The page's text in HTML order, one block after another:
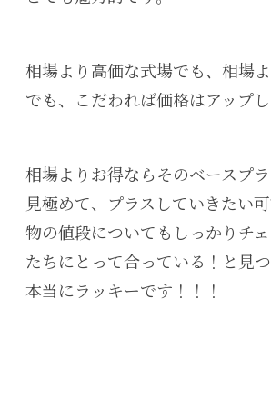
相場より高価な式場でも、相場
でも、こだわれば価格はアップし
相場よりお得ならそのベースプ
見極めて、プラスしていきたい
物の値段についてもしっかりチ
たちにとって合っている！と見つ
本当にラッキーです！！！